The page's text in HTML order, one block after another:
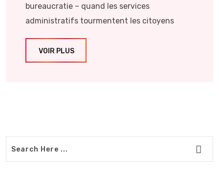
bureaucratie – quand les services
administratifs tourmentent les citoyens
VOIR PLUS